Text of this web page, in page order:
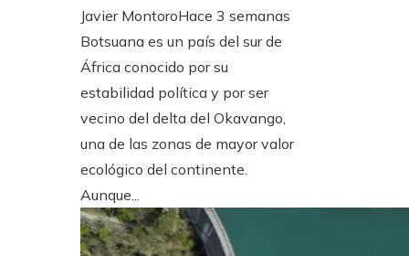
Javier MontoroHace 3 semanas
Botsuana es un país del sur de
África conocido por su
estabilidad política y por ser
vecino del delta del Okavango,
una de las zonas de mayor valor
ecológico del continente.
Aunque...